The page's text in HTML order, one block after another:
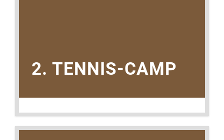
2. TENNIS-CAMP